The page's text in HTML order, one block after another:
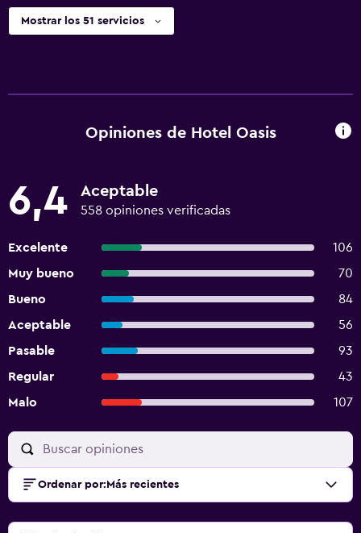
Mostrar los 51 servicios
Opiniones de Hotel Oasis
6,4 Aceptable
558 opiniones verificadas
Excelente
106
Muy bueno
70
Bueno
84
Aceptable
56
Pasable
93
Regular
43
Malo
107
Ordenar por: Más recientes